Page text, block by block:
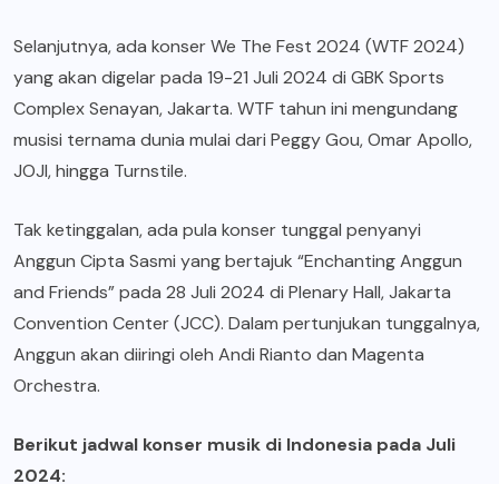
Selanjutnya, ada konser We The Fest 2024 (WTF 2024)
yang akan digelar pada 19-21 Juli 2024 di GBK Sports
Complex Senayan, Jakarta. WTF tahun ini mengundang
musisi ternama dunia mulai dari Peggy Gou, Omar Apollo,
JOJI, hingga Turnstile.
Tak ketinggalan, ada pula konser tunggal penyanyi
Anggun Cipta Sasmi yang bertajuk “Enchanting Anggun
and Friends” pada 28 Juli 2024 di Plenary Hall, Jakarta
Convention Center (JCC). Dalam pertunjukan tunggalnya,
Anggun akan diiringi oleh Andi Rianto dan Magenta
Orchestra.
Berikut jadwal konser musik di Indonesia pada Juli
2024: